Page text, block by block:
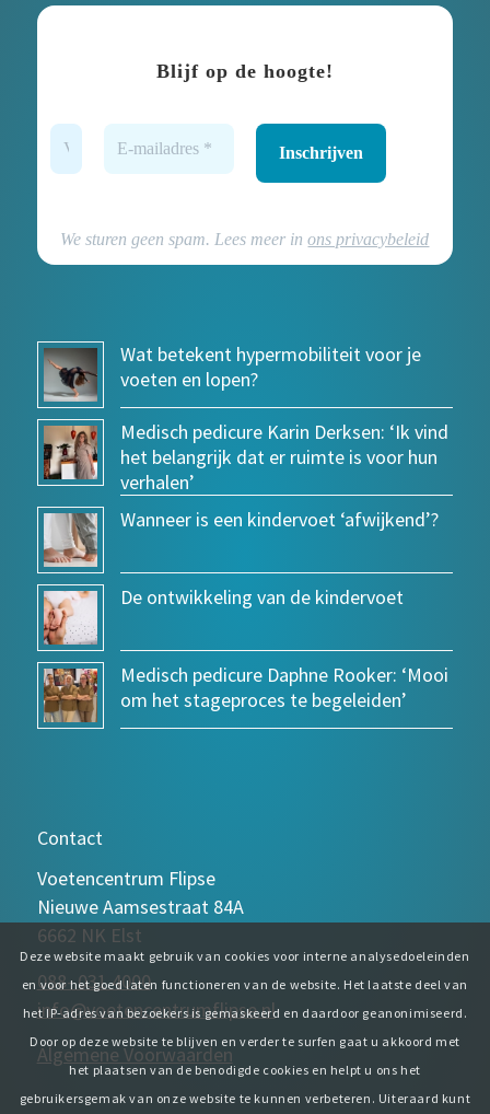
Blijf op de hoogte!
We sturen geen spam. Lees meer inons privacybeleid
Wat betekent hypermobiliteit voor je
voeten en lopen?
Medisch pedicure Karin Derksen: ‘Ik vind
het belangrijk dat er ruimte is voor hun
verhalen’
Wanneer is een kindervoet ‘afwijkend’?
De ontwikkeling van de kindervoet
Medisch pedicure Daphne Rooker: ‘Mooi
om het stageproces te begeleiden’
Contact
Voetencentrum Flipse
Nieuwe Aamsestraat 84A
6662 NK Elst
088- 031 4000
info@voetencentrumflipse.nl
Algemene Voorwaarden
Deze website maakt gebruik van cookies voor interne analysedoeleinden
en voor het goed laten functioneren van de website. Het laatste deel van
het IP-adres van bezoekers is gemaskeerd en daardoor geanonimiseerd.
Door op deze website te blijven en verder te surfen gaat u akkoord met
het plaatsen van de benodigde cookies en helpt u ons het
gebruikersgemak van onze website te kunnen verbeteren. Uiteraard kunt